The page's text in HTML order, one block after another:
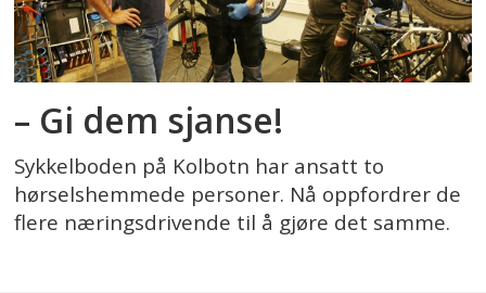
– Gi dem sjanse!
Sykkelboden på Kolbotn har ansatt to
hørselshemmede personer. Nå oppfordrer de
flere næringsdrivende til å gjøre det samme.